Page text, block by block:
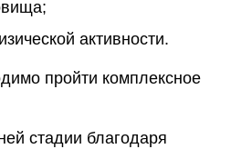
активности.
пройти комплексное
стадии благодаря